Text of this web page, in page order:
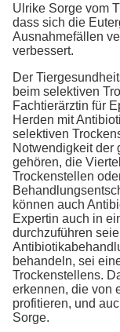
Ulrike Sorge vom
dass sich die
Ausnahmefällen
verbessert.
Der
beim selektiven
Fachtierärztin für
Herden mit
selektiven
Notwendigkeit der
gehören, die
Trockenstellen
können auch
Expertin auch in
durchzuführen
behandeln, sei
Trockenstellens.
erkennen, die von
profitieren, und
Sorge.